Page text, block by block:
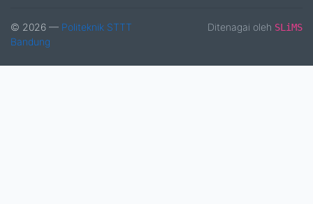
© 2026 — Politeknik STTT
Bandung
Ditenagai oleh SLiMS